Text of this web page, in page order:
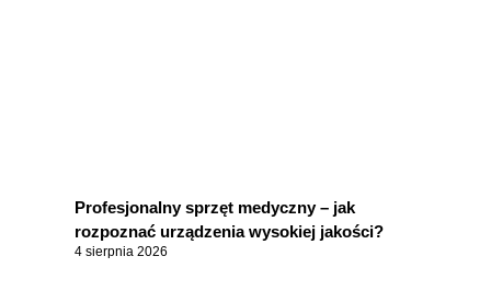
Profesjonalny sprzęt medyczny – jak
rozpoznać urządzenia wysokiej jakości?
4 sierpnia 2026